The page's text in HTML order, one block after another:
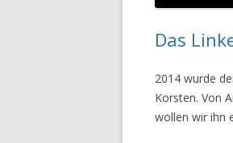
Das
2014 wurde
Korsten. Von
wollen wir ihn